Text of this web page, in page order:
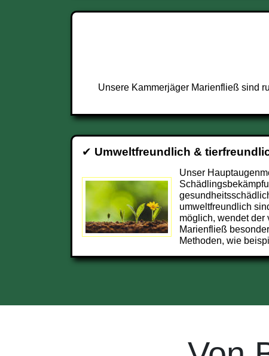
Unsere Kammerjäger Marienfließ sind
✔ Umweltfreundlich &
Unser
umweltfreundlich
möglich, wendet der
Marienfließ
Methoden, wie